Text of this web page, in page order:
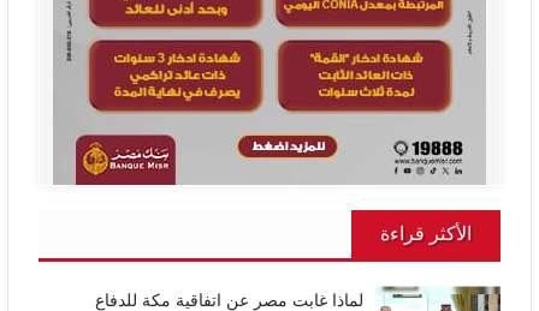
الأكثر قراءة
لماذا غابت مصر عن اتفاقية مكة للدفاع